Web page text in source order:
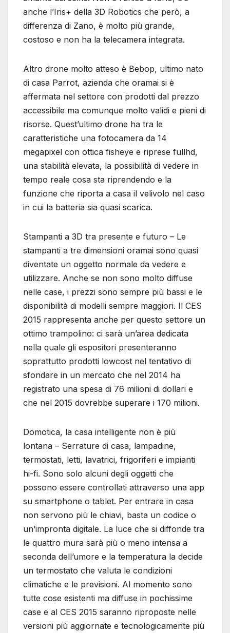
anche l’Iris+ della 3D Robotics che però, a
differenza di Zano, è molto più grande,
costoso e non ha la telecamera integrata.
Altro drone molto atteso è Bebop, ultimo nato
di casa Parrot, azienda che oramai si è
affermata nel settore con prodotti dal prezzo
accessibile ma comunque molto validi e pieni di
risorse. Quest’ultimo drone ha tra le
caratteristiche una fotocamera da 14
megapixel con ottica fisheye e riprese fullhd,
una stabilità elevata, la possibilità di vedere in
tempo reale cosa sta riprendendo e la
funzione che riporta a casa il velivolo nel caso
in cui la batteria sia quasi scarica.
Stampanti a 3D tra presente e futuro – Le
stampanti a tre dimensioni oramai sono quasi
diventate un oggetto normale da vedere e
utilizzare. Anche se non sono molto diffuse
nelle case, i prezzi sono sempre più bassi e le
disponibilità di modelli sempre maggiori. Il CES
2015 rappresenta anche per questo settore un
ottimo trampolino: ci sarà un’area dedicata
nella quale gli espositori presenteranno
soprattutto prodotti lowcost nel tentativo di
sfondare in un mercato che nel 2014 ha
registrato una spesa di 76 milioni di dollari e
che nel 2015 dovrebbe superare i 170 milioni.
Domotica, la casa intelligente non è più
lontana – Serrature di casa, lampadine,
termostati, letti, lavatrici, frigoriferi e impianti
hi-fi. Sono solo alcuni degli oggetti che
possono essere controllati attraverso una app
su smartphone o tablet. Per entrare in casa
non servono più le chiavi, basta un codice o
un’impronta digitale. La luce che si diffonde tra
le quattro mura sarà più o meno intensa a
seconda dell’umore e la temperatura la decide
un termostato che valuta le condizioni
climatiche e le previsioni. Al momento sono
tutte cose esistenti ma diffuse in pochissime
case e al CES 2015 saranno riproposte nelle
versioni più aggiornate e tecnologicamente più